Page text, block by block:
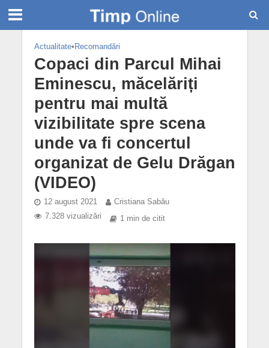
Actualitate• Recomandări
Copaci din Parcul Mihai
Eminescu, măcelăriți
pentru mai multă
vizibilitate spre scena
unde va fi concertul
organizat de Gelu Drăgan
(VIDEO)
12 august 2021
Cristiana Sabău
7.328 vizualizări
1 min de citit